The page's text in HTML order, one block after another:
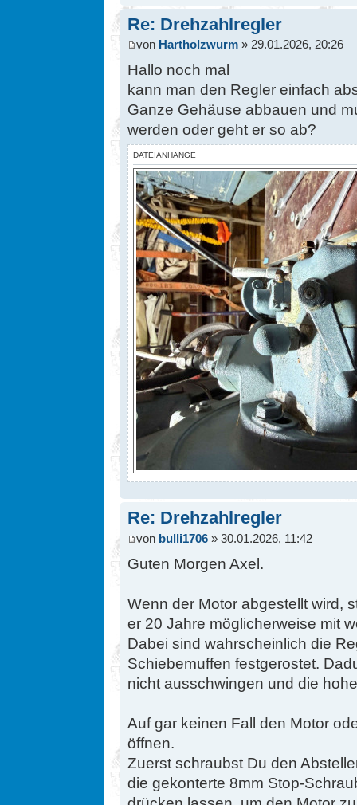
Re: Drehzahlregler
von Hartholzwurm » 29.01.2026, 20:26
Hallo noch mal
kann man den Regler einfach
Ganze Gehäuse abbauen und
werden oder geht er so ab?
DATEIANHÄNGE
Re: Drehzahlregler
von bulli1706 » 30.01.2026, 11:42
Guten Morgen Axel.
Wenn der Motor abgestellt wird,
er 20 Jahre möglicherweise mit
Dabei sind wahrscheinlich die
Schiebemuffen festgerostet.
nicht ausschwingen und die
Auf gar keinen Fall den Motor
öffnen.
Zuerst schraubst Du den
die gekonterte 8mm Stop-